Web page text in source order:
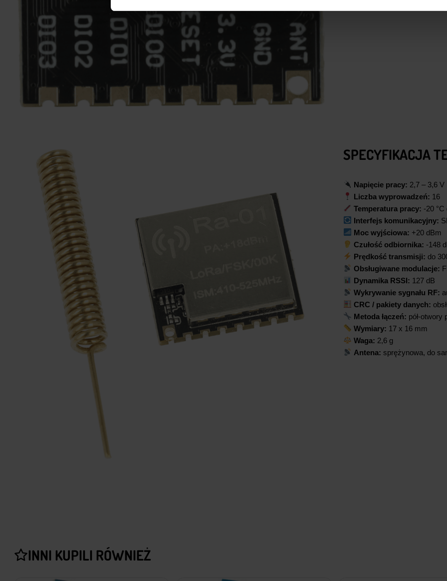
SPECYFIKACJA
Napięcie pracy: 2,7 – 3,6 V
Liczba wyprowadzeń: 16
Temperatura pracy: -20 °C
Interfejs komunikacyjny:
Moc wyjściowa: +20 dBm
Czułość odbiornika: -148
Prędkość transmisji: do
Obsługiwane modulacje:
Dynamika RSSI: 127 dB
Wykrywanie sygnału RF:
CRC / pakiety danych:
Metoda łączeń: pół-otwory
Wymiary: 17 x 16 mm
Waga: 2,6 g
Antena: sprężynowa, do
INNI KUPILI RÓWNIEŻ